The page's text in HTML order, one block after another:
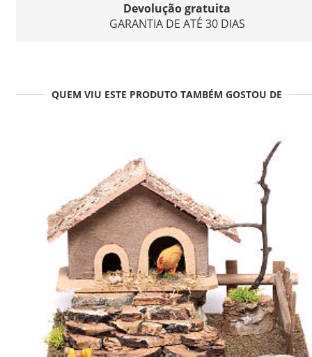
Devolução gratuita
GARANTIA DE ATÉ 30 DIAS
QUEM VIU ESTE PRODUTO TAMBÉM GOSTOU DE